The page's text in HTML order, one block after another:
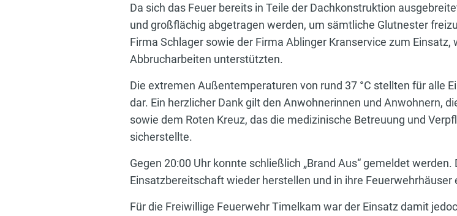
Da sich das Feuer bereits in Teile der Dachkonstruktion
und großflächig abgetragen werden, um sämtliche Glutnester
Firma Schlager sowie der Firma Ablinger Kranservice zum
Abbrucharbeiten unterstützten.
Die extremen Außentemperaturen von rund 37 °C stellten für alle
dar. Ein herzlicher Dank gilt den Anwohnerinnen und Anwohnern,
sowie dem Roten Kreuz, das die medizinische Betreuung und
sicherstellte.
Gegen 20:00 Uhr konnte schließlich „Brand Aus“ gemeldet
Einsatzbereitschaft wieder herstellen und in ihre Feuerwehrhäuser
Für die Freiwillige Feuerwehr Timelkam war der Einsatz damit